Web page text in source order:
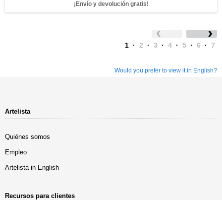
¡Envío y devolución gratis!
1 · 2 · 3 · 4 · 5 · 6 · 7
Would you prefer to view it in English?
Artelista
Quiénes somos
Empleo
Artelista in English
Recursos para clientes